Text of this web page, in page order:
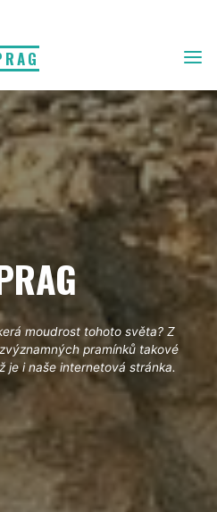
moudrost tohoto světa? Z
pramínků takové
je i naše internetová stránka.